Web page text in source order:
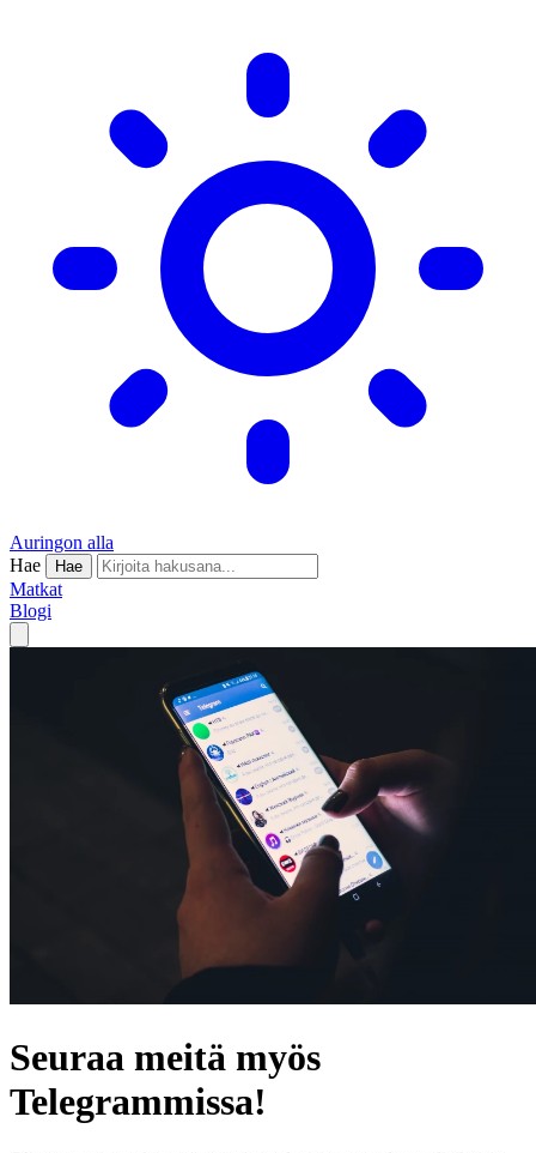
Auringon alla
Hae
Hae
Matkat
Blogi
Seuraa meitä myös
Telegrammissa!